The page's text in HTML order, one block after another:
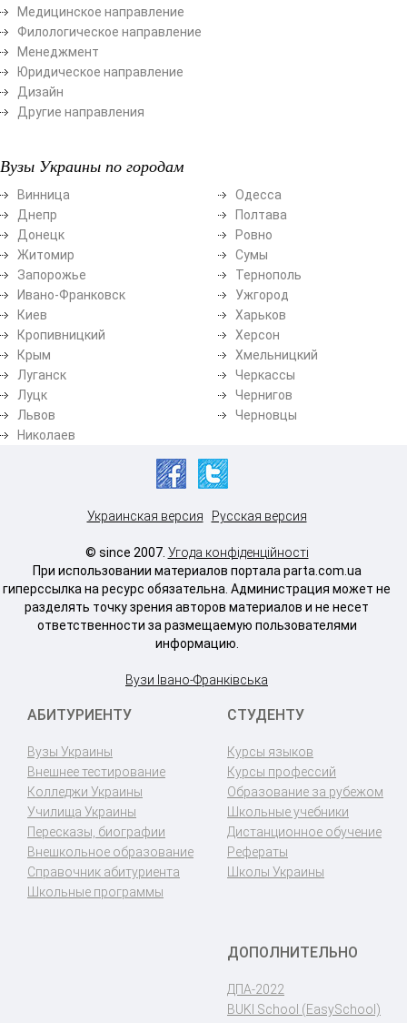
Медицинское направление
Филологическое направление
Менеджмент
Юридическое направление
Дизайн
Другие направления
Вузы Украины по городам
Винница
Днепр
Донецк
Житомир
Запорожье
Ивано-Франковск
Киев
Кропивницкий
Крым
Луганск
Луцк
Львов
Николаев
Одесса
Полтава
Ровно
Сумы
Тернополь
Ужгород
Харьков
Херсон
Хмельницкий
Черкассы
Чернигов
Черновцы
Украинская версия Русская версия
© since 2007. Угода конфіденційності
При использовании материалов портала parta.com.ua
гиперссылка на ресурс обязательна. Администрация может не
разделять точку зрения авторов материалов и не несет
ответственности за размещаемую пользователями
информацию.
Вузи Івано-Франківська
АБИТУРИЕНТУ
Вузы Украины
Внешнее тестирование
Колледжи Украины
Училища Украины
Пересказы, биографии
Внешкольное образование
Справочник абитуриента
Школьные программы
СТУДЕНТУ
Курсы языков
Курсы профессий
Образование за рубежом
Школьные учебники
Дистанционное обучение
Рефераты
Школы Украины
ДОПОЛНИТЕЛЬНО
ДПА-2022
BUKI School (EasySchool)